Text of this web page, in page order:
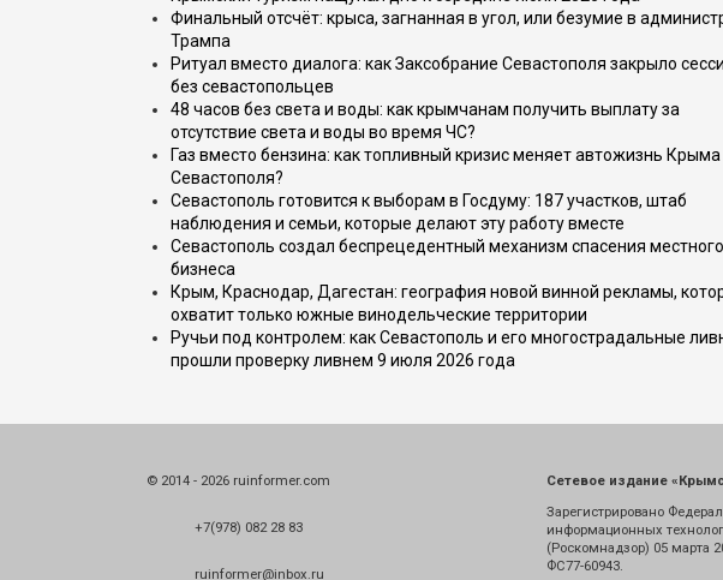
Финальный отсчёт: крыса, загнанная в угол, или безумие в
Трампа
Ритуал вместо диалога: как Заксобрание Севастополя закрыло
без севастопольцев
48 часов без света и воды: как крымчанам получить выплату за
отсутствие света и воды во время ЧС?
Газ вместо бензина: как топливный кризис меняет автожизнь Крыма
Севастополя?
Севастополь готовится к выборам в Госдуму: 187 участков, штаб
наблюдения и семьи, которые делают эту работу вместе
Севастополь создал беспрецедентный механизм спасения местного
бизнеса
Крым, Краснодар, Дагестан: география новой винной рекламы,
охватит только южные винодельческие территории
Ручьи под контролем: как Севастополь и его многострадальные
прошли проверку ливнем 9 июля 2026 года
© 2014 - 2026 ruinformer.com
+7(978) 082 28 83
ruinformer@inbox.ru
Сетевое издание
Зарегистрировано
информационных
(Роскомнадзор) 05 марта
ФС77-60943.